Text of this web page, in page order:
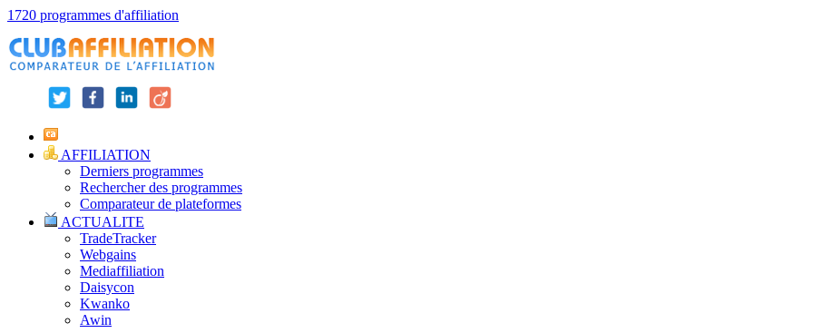
1720 programmes d'affiliation
AFFILIATION
Derniers programmes
Rechercher des programmes
Comparateur de plateformes
ACTUALITE
TradeTracker
Webgains
Mediaffiliation
Daisycon
Kwanko
Awin